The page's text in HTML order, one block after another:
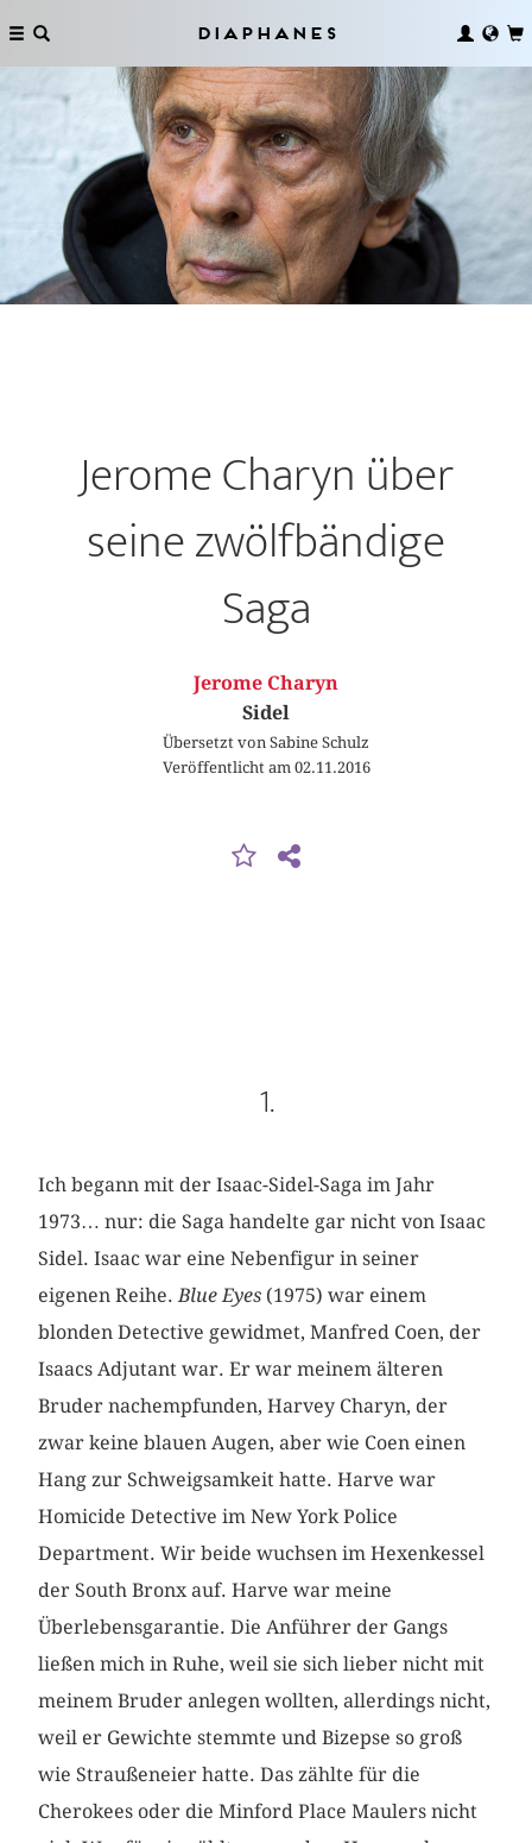
Diaphanes
Jerome Charyn über
seine zwölfbändige
Saga
Jerome Charyn
Sidel
Übersetzt von Sabine Schulz
Veröffentlicht am 02.11.2016
1.
Ich begann mit der Isaac-Sidel-Saga im Jahr
1973… nur: die Saga handelte gar nicht von Isaac
Sidel. Isaac war eine Nebenfigur in seiner
eigenen Reihe.Blue Eyes (1975) war einem
blonden Detective gewidmet, Manfred Coen, der
Isaacs Adjutant war. Er war meinem älteren
Bruder nachempfunden, Harvey Charyn, der
zwar keine blauen Augen, aber wie Coen einen
Hang zur Schweigsamkeit hatte. Harve war
Homicide Detective im New York Police
Department. Wir beide wuchsen im Hexenkessel
der South Bronx auf. Harve war meine
Überlebensgarantie. Die Anführer der Gangs
ließen mich in Ruhe, weil sie sich lieber nicht mit
meinem Bruder anlegen wollten, allerdings nicht,
weil er Gewichte stemmte und Bizepse so groß
wie Straußeneier hatte. Das zählte für die
Cherokees oder die Minford Place Maulers nicht